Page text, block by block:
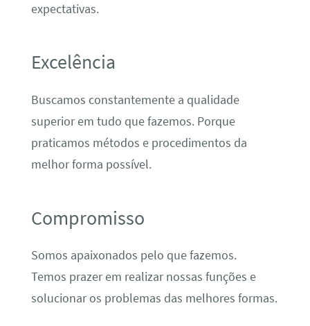
expectativas.
Excelência
Buscamos constantemente a qualidade
superior em tudo que fazemos. Porque
praticamos métodos e procedimentos da
melhor forma possível.
Compromisso
Somos apaixonados pelo que fazemos.
Temos prazer em realizar nossas funções e
solucionar os problemas das melhores formas.